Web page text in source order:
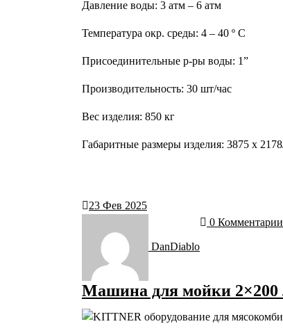
Давление воды: 3 атм – 6 атм
Температура окр. среды: 4 – 40 º С
Присоединительные р-ры воды: 1”
Производительность: 30 шт/час
Вес изделия: 850 кг
Габаритные размеры изделия: 3875 x
23 Фев 2025
DanDiablo
0 Комментарии
Машина для мойки 2×200